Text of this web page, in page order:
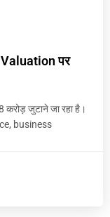
पर
जुटाने जा रहा है।
business